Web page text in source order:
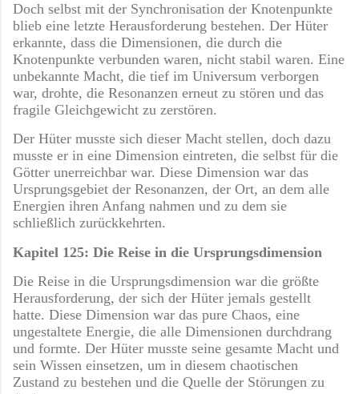
Doch selbst mit der Synchronisation der Knotenpunkte
blieb eine letzte Herausforderung bestehen. Der Hüter
erkannte, dass die Dimensionen, die durch die
Knotenpunkte verbunden waren, nicht stabil waren. Eine
unbekannte Macht, die tief im Universum verborgen
war, drohte, die Resonanzen erneut zu stören und das
fragile Gleichgewicht zu zerstören.
Der Hüter musste sich dieser Macht stellen, doch dazu
musste er in eine Dimension eintreten, die selbst für die
Götter unerreichbar war. Diese Dimension war das
Ursprungsgebiet der Resonanzen, der Ort, an dem alle
Energien ihren Anfang nahmen und zu dem sie
schließlich zurückkehrten.
Kapitel 125: Die Reise in die Ursprungsdimension
Die Reise in die Ursprungsdimension war die größte
Herausforderung, der sich der Hüter jemals gestellt
hatte. Diese Dimension war das pure Chaos, eine
ungestaltete Energie, die alle Dimensionen durchdrang
und formte. Der Hüter musste seine gesamte Macht und
sein Wissen einsetzen, um in diesem chaotischen
Zustand zu bestehen und die Quelle der Störungen zu